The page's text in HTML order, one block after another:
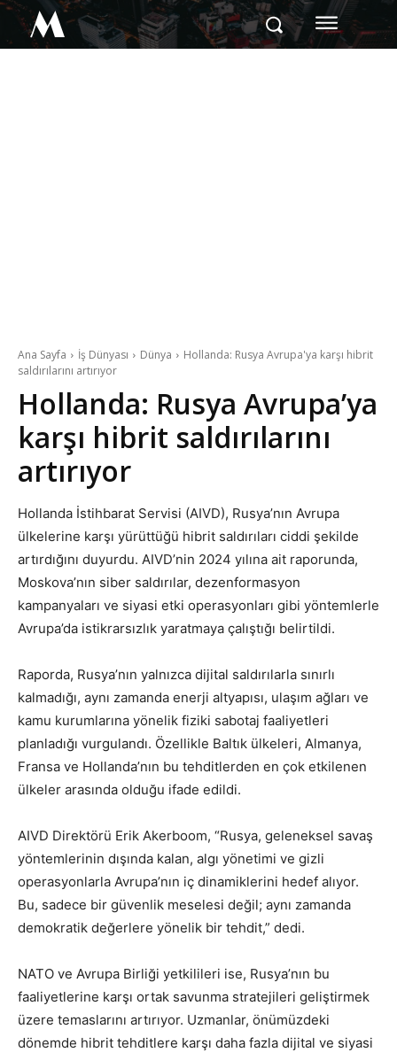
M
Ana Sayfa İş Dünyası Dünya
Hollanda: Rusya Avrupa'ya karşı hibrit
saldırılarını artırıyor
Hollanda: Rusya Avrupa’ya
karşı hibrit saldırılarını
artırıyor
Hollanda İstihbarat Servisi (AIVD), Rusya’nın Avrupa
ülkelerine karşı yürüttüğü hibrit saldırıları ciddi şekilde
artırdığını duyurdu. AIVD’nin 2024 yılına ait raporunda,
Moskova’nın siber saldırılar, dezenformasyon
kampanyaları ve siyasi etki operasyonları gibi yöntemlerle
Avrupa’da istikrarsızlık yaratmaya çalıştığı belirtildi.
Raporda, Rusya’nın yalnızca dijital saldırılarla sınırlı
kalmadığı, aynı zamanda enerji altyapısı, ulaşım ağları ve
kamu kurumlarına yönelik fiziki sabotaj faaliyetleri
planladığı vurgulandı. Özellikle Baltık ülkeleri, Almanya,
Fransa ve Hollanda’nın bu tehditlerden en çok etkilenen
ülkeler arasında olduğu ifade edildi.
AIVD Direktörü Erik Akerboom, “Rusya, geleneksel savaş
yöntemlerinin dışında kalan, algı yönetimi ve gizli
operasyonlarla Avrupa’nın iç dinamiklerini hedef alıyor.
Bu, sadece bir güvenlik meselesi değil; aynı zamanda
demokratik değerlere yönelik bir tehdit,” dedi.
NATO ve Avrupa Birliği yetkilileri ise, Rusya’nın bu
faaliyetlerine karşı ortak savunma stratejileri geliştirmek
üzere temaslarını artırıyor. Uzmanlar, önümüzdeki
dönemde hibrit tehditlere karşı daha fazla dijital ve siyasi